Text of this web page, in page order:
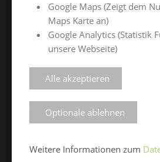
Facebook
Instagram
SERVICE
Kontaktformular
Impressum
Foto- und Filmhinweise
Google Maps (Zeigt dem
Maps Karte an)
Google Analytics (Statistik
unsere Webseite)
Alle akzeptieren
Optionale ablehnen
Weitere Informationen zum